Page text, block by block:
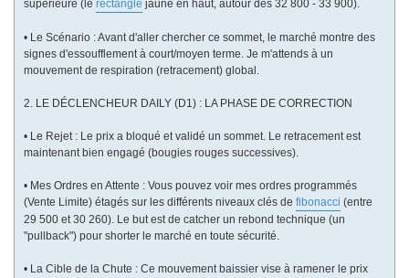
supérieure (le rectangle jaune en haut, autour des 32 800 - 33 900).
• Le Scénario : Avant d'aller chercher ce sommet, le marché montre des
signes d'essoufflement à court/moyen terme. Je m'attends à un
mouvement de respiration (retracement) global.
2. LE DÉCLENCHEUR DAILY (D1) : LA PHASE DE CORRECTION
• Le Rejet : Le prix a bloqué et validé un sommet. Le retracement est
maintenant bien engagé (bougies rouges successives).
• Mes Ordres en Attente : Vous pouvez voir mes ordres programmés
(Vente Limite) étagés sur les différents niveaux clés de fibonacci (entre
29 500 et 30 260). Le but est de catcher un rebond technique (un
"pullback") pour shorter le marché en toute sécurité.
• La Cible de la Chute : Ce mouvement baissier vise à ramener le prix